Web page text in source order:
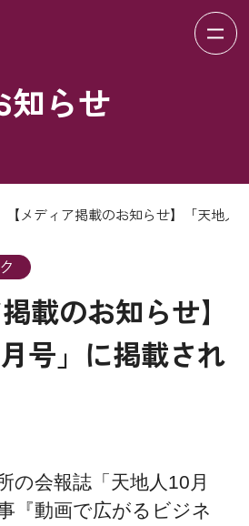
知らせ
【メディア掲載のお知らせ】「天地人
載のお知らせ】
月号」に掲載され
の会報誌「天地人10月
『動画で広がるビジネ